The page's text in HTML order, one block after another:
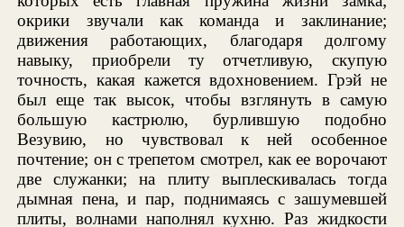
окрики звучали как команда и заклинание;
движения работающих, благодаря долгому
навыку, приобрели ту отчетливую, скупую
точность, какая кажется вдохновением. Грэй не
был еще так высок, чтобы взглянуть в самую
большую кастрюлю, бурлившую подобно
Везувию, но чувствовал к ней особенное
почтение; он с трепетом смотрел, как ее ворочают
две служанки; на плиту выплескивалась тогда
дымная пена, и пар, поднимаясь с зашумевшей
плиты, волнами наполнял кухню. Раз жидкости